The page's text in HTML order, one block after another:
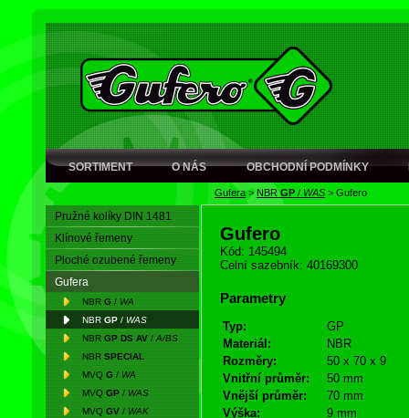
SORTIMENT O NÁS OBCHODNÍ PODMÍNKY
Gufera> NBRGP / WAS > Gufero
Pružné kolíky DIN 1481
Klínové řemeny
Ploché ozubené řemeny
Gufera
NBR G / WA
NBR GP / WAS
NBR GP DS AV / A/BS
NBR SPECIAL
MVQ G / WA
MVQ GP / WAS
MVQ GV / WAK
Gufero
Kód: 145494
Celní sazebník: 40169300
Parametry
Typ:
GP
Materiál:
NBR
Rozměry:
50 x 70 x 9
Vnitřní průměr:
50 mm
Vnější průměr:
70 mm
Výška:
9 mm